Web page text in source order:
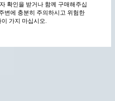
확인을 받거나 함께 구매해주십
변에 충분히 주의하시고 위험한
가지 마십시오.